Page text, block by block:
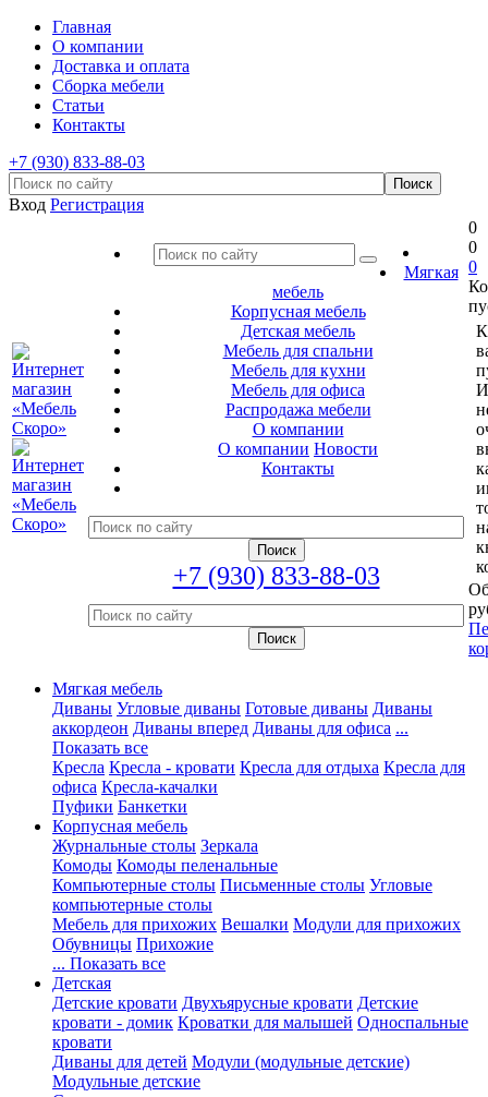
Главная
О компании
Доставка и оплата
Сборка мебели
Статьи
Контакты
+7 (930) 833-88-03
Вход Регистрация
Мягкая
мебель
Корпусная мебель
Детская мебель
Мебель для спальни
Мебель для кухни
Мебель для офиса
Распродажа мебели
О компании
О компании Новости
Контакты
+7 (930) 833-88-03
0
0
0
Мягкая мебель
Диваны Угловые диваны Готовые диваны Диваны
аккордеон Диваны вперед Диваны для офиса ...
Показать все
Кресла Кресла - кровати Кресла для отдыха Кресла для
офиса Кресла-качалки
Пуфики Банкетки
Корпусная мебель
Журнальные столы Зеркала
Комоды Комоды пеленальные
Компьютерные столы Письменные столы Угловые
компьютерные столы
Мебель для прихожих Вешалки Модули для прихожих
Обувницы Прихожие
... Показать все
Детская
Детские кровати Двухъярусные кровати Детские
кровати - домик Кроватки для малышей Односпальные
кровати
Диваны для детей Модули (модульные детские)
Модульные детские